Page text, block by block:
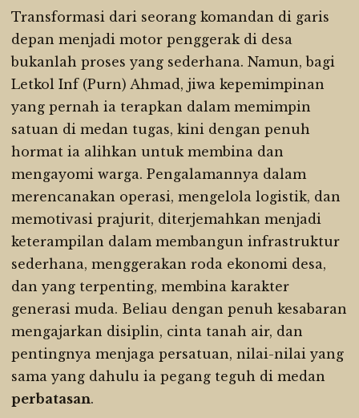
Transformasi dari seorang komandan di garis
depan menjadi motor penggerak di desa
bukanlah proses yang sederhana. Namun, bagi
Letkol Inf (Purn) Ahmad, jiwa kepemimpinan
yang pernah ia terapkan dalam memimpin
satuan di medan tugas, kini dengan penuh
hormat ia alihkan untuk membina dan
mengayomi warga. Pengalamannya dalam
merencanakan operasi, mengelola logistik, dan
memotivasi prajurit, diterjemahkan menjadi
keterampilan dalam membangun infrastruktur
sederhana, menggerakan roda ekonomi desa,
dan yang terpenting, membina karakter
generasi muda. Beliau dengan penuh kesabaran
mengajarkan disiplin, cinta tanah air, dan
pentingnya menjaga persatuan, nilai-nilai yang
sama yang dahulu ia pegang teguh di medan
perbatasan.